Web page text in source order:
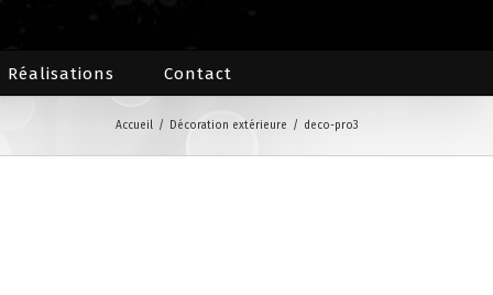
Réalisations Contact
Accueil / Décoration extérieure / deco-pro3